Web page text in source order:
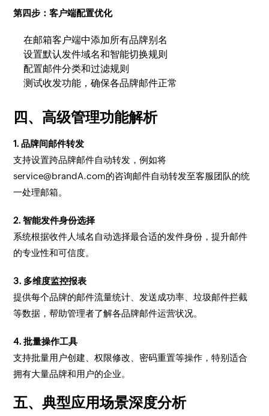
第四步：客户端配置优化
在邮箱客户端中添加所有品牌别名
设置默认发件域名和智能切换规则
配置邮件分类和过滤规则
测试收发功能，确保各品牌邮件正常
四、高级管理功能解析
1. 品牌间邮件转发
支持设置跨品牌邮件自动转发，例如将
service@brandA.com的咨询邮件自动转发至客服团队的统
一处理邮箱。
2. 智能发件身份选择
系统根据收件人域名自动选择最合适的发件身份，提升邮件
的专业性和可信度。
3. 多维度监控报表
提供每个品牌的邮件流量统计、发送成功率、垃圾邮件拦截
等数据，帮助管理者了解各品牌邮件运营状况。
4. 批量操作工具
支持批量用户创建、权限修改、密码重置等操作，特别适合
拥有大量品牌和用户的企业。
五、典型应用场景深度分析